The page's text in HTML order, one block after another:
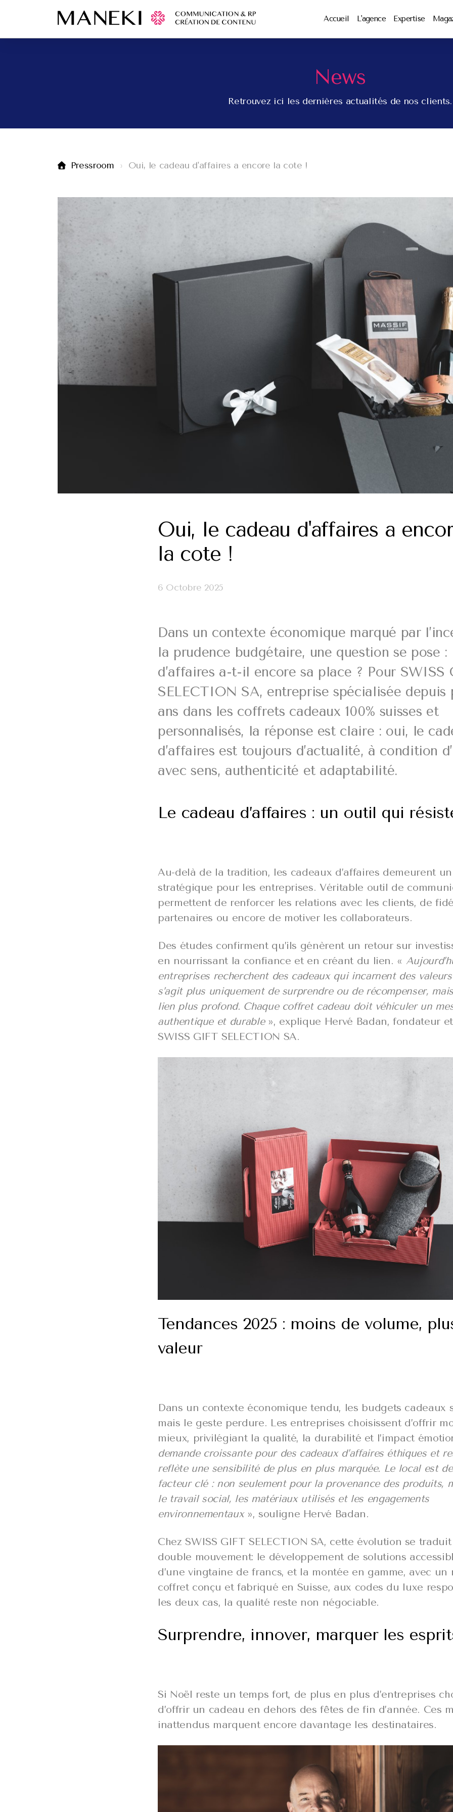
Accueil L'agence Expertise
News
Retrouvez ici les dernières actualités de nos clients.
Pressroom Oui, le cadeau d'affaires a encore la cote !
Oui, le cadeau d'affaires a
la cote !
6 Octobre 2025
Dans un contexte économique marqué par
la prudence budgétaire, une question se pose :
d’affaires a-t-il encore sa place ? Pour SWISS
SELECTION SA, entreprise spécialisée depuis
ans dans les coffrets cadeaux 100% suisses et
personnalisés, la réponse est claire : oui, le
d’affaires est toujours d’actualité, à condition
avec sens, authenticité et adaptabilité.
Le cadeau d’affaires : un outil qui
Au-delà de la tradition, les cadeaux d’affaires demeurent
stratégique pour les entreprises. Véritable outil de
permettent de renforcer les relations avec les clients, de
partenaires ou encore de motiver les collaborateurs.
Des études confirment qu’ils génèrent un retour sur
en nourrissant la confiance et en créant du lien. «
entreprises recherchent des cadeaux qui incarnent des
s’agit plus uniquement de surprendre ou de récompenser,
lien plus profond. Chaque coffret cadeau doit véhiculer un
authentique et durable», explique Hervé Badan, fondateur
SWISS GIFT SELECTION SA.
Tendances 2025 : moins de volume,
valeur
Dans un contexte économique tendu, les budgets cadeaux
mais le geste perdure. Les entreprises choisissent d’offrir
mieux, privilégiant la qualité, la durabilité et l’impact
demande croissante pour des cadeaux d’affaires éthiques et
reflète une sensibilité de plus en plus marquée. Le local est
facteur clé : non seulement pour la provenance des produits,
le travail social, les matériaux utilisés et les engagements
environnementaux », souligne Hervé Badan.
Chez SWISS GIFT SELECTION SA, cette évolution se
double mouvement: le développement de solutions
d’une vingtaine de francs, et la montée en gamme, avec un
coffret conçu et fabriqué en Suisse, aux codes du luxe
les deux cas, la qualité reste non négociable.
Surprendre, innover, marquer les
Si Noël reste un temps fort, de plus en plus d’entreprises
d’offrir un cadeau en dehors des fêtes de fin d’année. Ces
inattendus marquent encore davantage les destinataires.